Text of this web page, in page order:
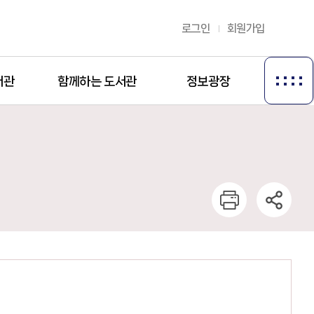
로그인 회원가입
관 함께하는 도서관 정보광장